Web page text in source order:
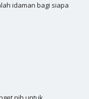
idaman bagi siapa